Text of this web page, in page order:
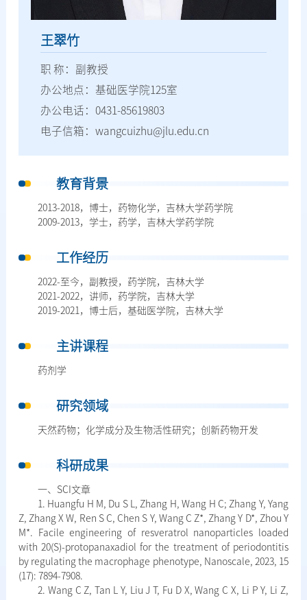
王翠竹
职 称：副教授
办公地点：基础医学院125室
办公电话：0431-85619803
电子信箱：wangcuizhu@jlu.edu.cn
教育背景
2013-2018，博士，药物化学，吉林大学药学院
2009-2013，学士，药学，吉林大学药学院
工作经历
2022-至今，副教授，药学院，吉林大学
2021-2022，讲师，药学院，吉林大学
2019-2021，博士后，基础医学院，吉林大学
主讲课程
药剂学
研究领域
天然药物；化学成分及生物活性研究；创新药物开发
科研成果
一、SCI文章
1. Huangfu H M, Du S L, Zhang H, Wang H C; Zhang Y, Yang
Z, Zhang X W, Ren S C, Chen S Y, Wang C Z*, Zhang Y D*, Zhou Y
M*. Facile engineering of resveratrol nanoparticles loaded
with 20(S)-protopanaxadiol for the treatment of periodontitis
by regulating the macrophage phenotype, Nanoscale, 2023, 15
(17): 7894-7908.
2. Wang C Z, Tan L Y, Liu J T, Fu D X, Wang C X, Li P Y, Li Z,